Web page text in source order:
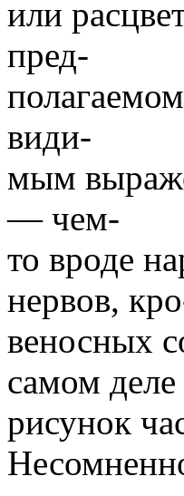
или
пред-
види-
мым
— чем-
то вроде
нервов,
веносных
самом деле
рисунок